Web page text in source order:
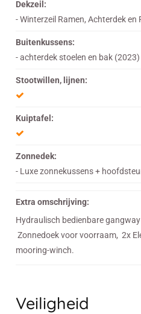
Dekzeil:
- Winterzeil Ramen, Achterdek en
Buitenkussens:
- achterdek stoelen en bak (2023)
Stootwillen, lijnen:
Kuiptafel:
Zonnedek:
- Luxe zonnekussens +
Extra omschrijving:
Hydraulisch bedienbare
Zonnedoek voor voorraam, 2x
mooring-winch.
Veiligheid